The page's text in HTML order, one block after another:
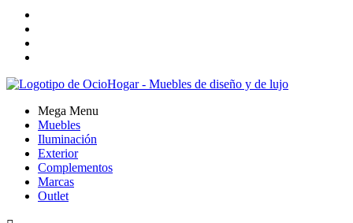
Mega Menu
Muebles
Iluminación
Exterior
Complementos
Marcas
Outlet